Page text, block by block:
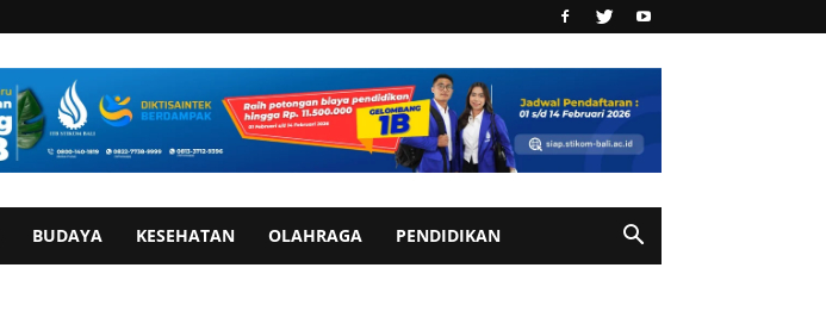
BUDAYA KESEHATAN OLAHRAGA PENDIDIKAN